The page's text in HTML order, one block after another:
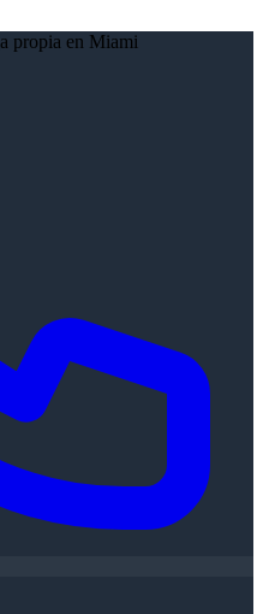
propia en Miami